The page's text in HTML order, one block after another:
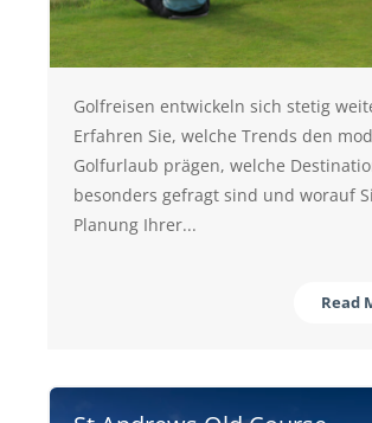
Golfreisen entwickeln sich stetig
Erfahren Sie, welche Trends den
Golfurlaub prägen, welche
besonders gefragt sind und worauf
Planung Ihrer...
Read